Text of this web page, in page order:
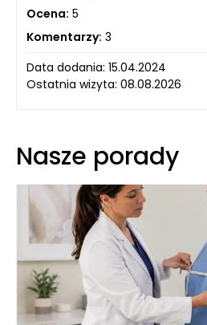
Ocena: 5
Komentarzy: 3
Data dodania: 15.04.2024
Ostatnia wizyta: 08.08.2026
Nasze porady